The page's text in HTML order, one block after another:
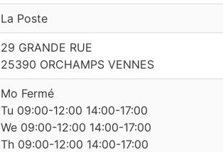
La Poste
29 GRANDE RUE
25390 ORCHAMPS VENNES
Mo Fermé
Tu 09:00-12:00 14:00-17:00
We 09:00-12:00 14:00-17:00
Th 09:00-12:00 14:00-17:00